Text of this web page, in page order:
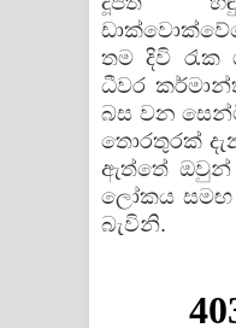
තම දිවි
ධීවර
බස වන
තොරතුරක්
ඇත්තේ ඔවුන්
ලෝකය සමඟ
බැවිනි.